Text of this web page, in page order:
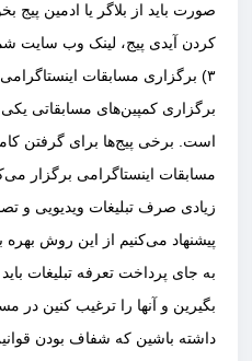
صورت باید از بلاگر یا ادمین پیج
کردن آیدی پیج، لینک وب سایت
۳) برگزاری مسابقات اینستاگرامی
برگزاری کمپین‌های مسابقاتی یکی
است. برخی پیج‌ها برای گرفتن
مسابقات اینستاگرامی برگزار
زیادی صرف تبلیغات ویدیویی و
پیشنهاد می‌کنیم از این روش بهره
به جای پرداخت تعرفه تبلیغات
بگیرین و آنها را ترغیب کنین در
داشته باشین که شفاف بودن